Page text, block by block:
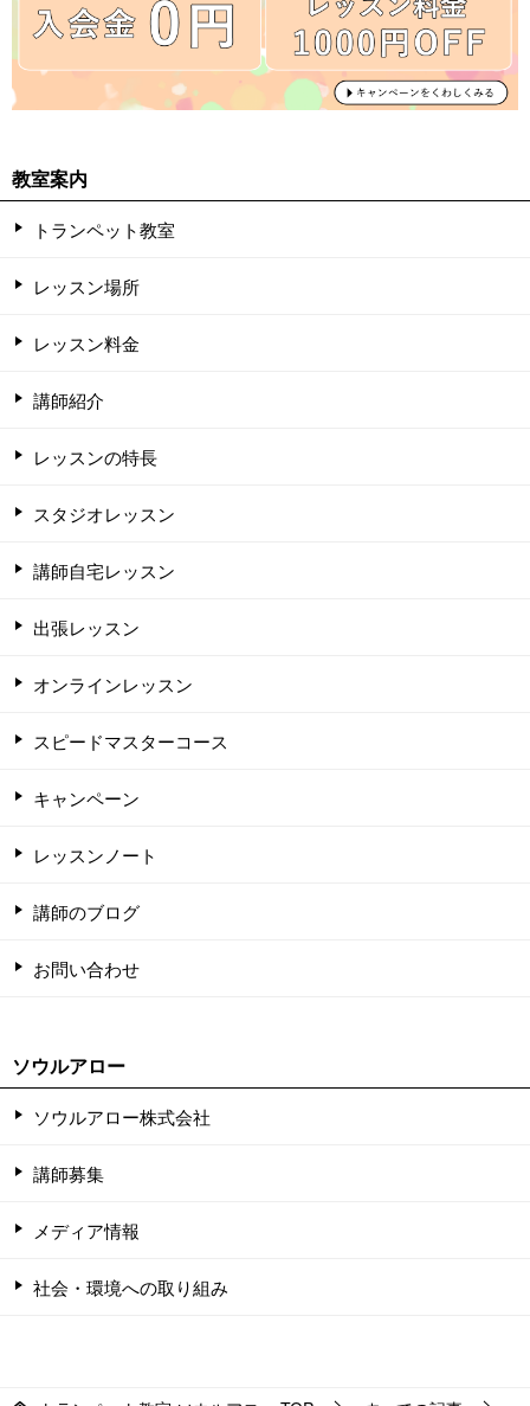
教室案内
トランペット教室
レッスン場所
レッスン料金
講師紹介
レッスンの特長
スタジオレッスン
講師自宅レッスン
出張レッスン
オンラインレッスン
スピードマスターコース
キャンペーン
レッスンノート
講師のブログ
お問い合わせ
ソウルアロー
ソウルアロー株式会社
講師募集
メディア情報
社会・環境への取り組み